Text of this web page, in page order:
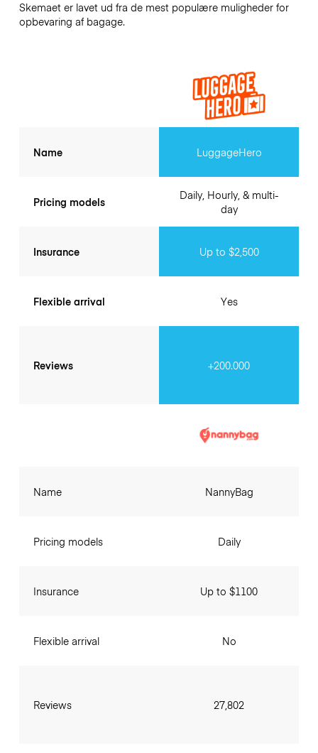
Skemaet er lavet ud fra de mest populære muligheder for
opbevaring af bagage.
Name
Pricing models
Insurance
Flexible arrival
Reviews
LuggageHero
Daily, Hourly, & multi-
day
Up to $2,500
Yes
+200.000
Name
Pricing models
Insurance
Flexible arrival
Reviews
NannyBag
Daily
Up to $1100
No
27,802